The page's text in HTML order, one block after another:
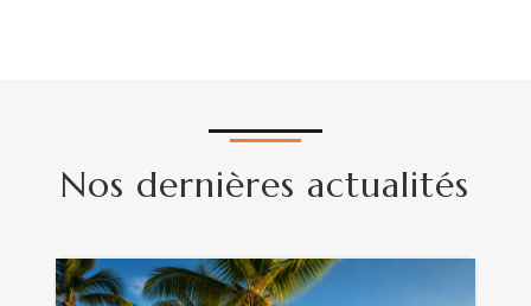
Nos dernières actualités